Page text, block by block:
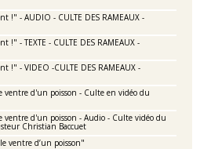
!" - AUDIO - CULTE DES RAMEAUX -
!" - TEXTE - CULTE DES RAMEAUX -
!" - VIDEO -CULTE DES RAMEAUX -
ventre d'un poisson - Culte en vidéo du
ventre d'un poisson - Audio - Culte vidéo du
Christian Baccuet
ventre d’un poisson"